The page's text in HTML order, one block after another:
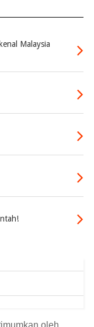
Malaysia
oleh